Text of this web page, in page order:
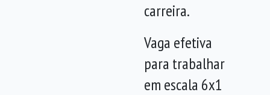
carreira.
Vaga efetiva
para trabalhar
em escala 6x1